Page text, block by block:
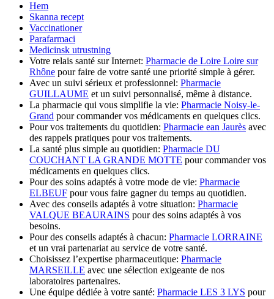
Hem
Skanna recept
Vaccinationer
Parafarmaci
Medicinsk utrustning
Votre relais santé sur Internet: Pharmacie de Loire Loire sur
Rhône pour faire de votre santé une priorité simple à gérer.
Avec un suivi sérieux et professionnel: Pharmacie
GUILLAUME et un suivi personnalisé, même à distance.
La pharmacie qui vous simplifie la vie: Pharmacie Noisy-le-
Grand pour commander vos médicaments en quelques clics.
Pour vos traitements du quotidien: Pharmacie ean Jaurès avec
des rappels pratiques pour vos traitements.
La santé plus simple au quotidien: Pharmacie DU
COUCHANT LA GRANDE MOTTE pour commander vos
médicaments en quelques clics.
Pour des soins adaptés à votre mode de vie: Pharmacie
ELBEUF pour vous faire gagner du temps au quotidien.
Avec des conseils adaptés à votre situation: Pharmacie
VALQUE BEAURAINS pour des soins adaptés à vos
besoins.
Pour des conseils adaptés à chacun: Pharmacie LORRAINE
et un vrai partenariat au service de votre santé.
Choisissez l’expertise pharmaceutique: Pharmacie
MARSEILLE avec une sélection exigeante de nos
laboratoires partenaires.
Une équipe dédiée à votre santé: Pharmacie LES 3 LYS pour